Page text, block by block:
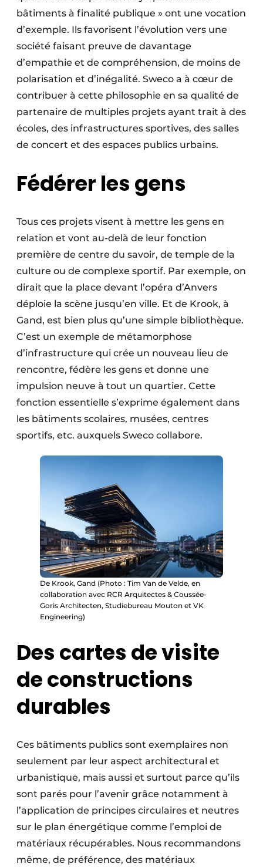
bâtiments à finalité publique » ont une vocation
d’exemple. Ils favorisent l’évolution vers une
société faisant preuve de davantage
d’empathie et de compréhension, de moins de
polarisation et d’inégalité. Sweco a à cœur de
contribuer à cette philosophie en sa qualité de
partenaire de multiples projets ayant trait à des
écoles, des infrastructures sportives, des salles
de concert et des espaces publics urbains.
Fédérer les gens
Tous ces projets visent à mettre les gens en
relation et vont au-delà de leur fonction
première de centre du savoir, de temple de la
culture ou de complexe sportif. Par exemple, on
dirait que la place devant l’opéra d’Anvers
déploie la scène jusqu’en ville. Et de Krook, à
Gand, est bien plus qu’une simple bibliothèque.
C’est un exemple de métamorphose
d’infrastructure qui crée un nouveau lieu de
rencontre, fédère les gens et donne une
impulsion neuve à tout un quartier. Cette
fonction essentielle s’exprime également dans
les bâtiments scolaires, musées, centres
sportifs, etc. auxquels Sweco collabore.
De Krook, Gand (Photo : Tim Van de Velde, en
collaboration avec RCR Arquitectes & Coussée-
Goris Architecten, Studiebureau Mouton et VK
Engineering)
Des cartes de visite
de constructions
durables
Ces bâtiments publics sont exemplaires non
seulement par leur aspect architectural et
urbanistique, mais aussi et surtout parce qu’ils
sont parés pour l’avenir grâce notamment à
l’application de principes circulaires et neutres
sur le plan énergétique comme l’emploi de
matériaux récupérables. Nous recommandons
même, de préférence, des matériaux